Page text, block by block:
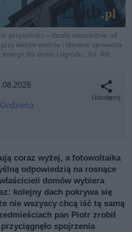
przyszłości – działa niezależnie od
lekkim wietrze i idealnie sprawdza
energii dla domu i ogrodu., fot. Rik
Udostępnij
coraz wyżej, a fotowoltaika
odpowiedzią na rosnące
domów wybiera
kolejny dach pokrywa się
nie wszyscy chcą iść tą samą
pan Piotr zrobił
spojrzenia